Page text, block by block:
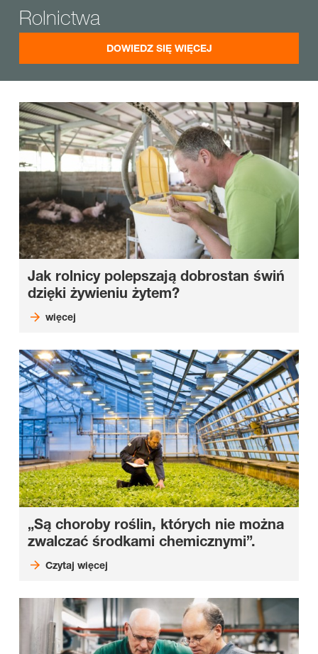
Rolnictwa
DOWIEDZ SIĘ WIĘCEJ
Jak rolnicy polepszają dobrostan świń
dzięki żywieniu żytem?
więcej
„Są choroby roślin, których nie można
zwalczać środkami chemicznymi”.
Czytaj więcej